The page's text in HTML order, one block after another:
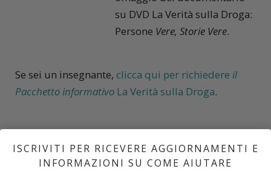
su DVD La Verità sulla Droga:
Persone Vere, Storie Vere.
Se sei un insegnante, clicca qui per richiedere il
Pacchetto informativo La Verità sulla Droga.
ISCRIVITI PER RICEVERE AGGIORNAMENTI E
INFORMAZIONI SU COME AIUTARE